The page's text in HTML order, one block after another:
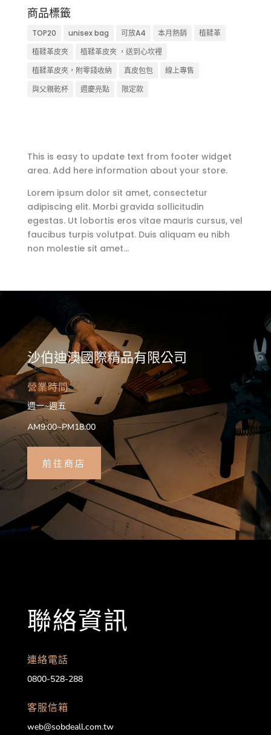
商品標籤
TOP20 unisex bag 可放A4 本月熱銷
植鞣革
植鞣革皮夾
植鞣革皮夾 ，送到心坎裡
植鞣革皮夾，附零錢收納
真皮包包
線上專售
與父親乾杯
週慶亮點 限定款
This is easy to update text from footer widget
area. Add here information about your store.
Lorem ipsum dolor sit amet, consectetur
adipiscing elit. Morbi gravida sollicitudin
egestas. Ut lobortis eros vitae mauris cursus, vel
faucibus turpis volutpat. Duis aliquam eu nibh
non molestie sit amet…
沙伯迪澳國際精品有限公司
營業時間
週一~週五
AM9:00~PM18:00
前往商店
聯絡資訊
連絡電話
0800-528-288
客服信箱
web@sobdeall.com.tw